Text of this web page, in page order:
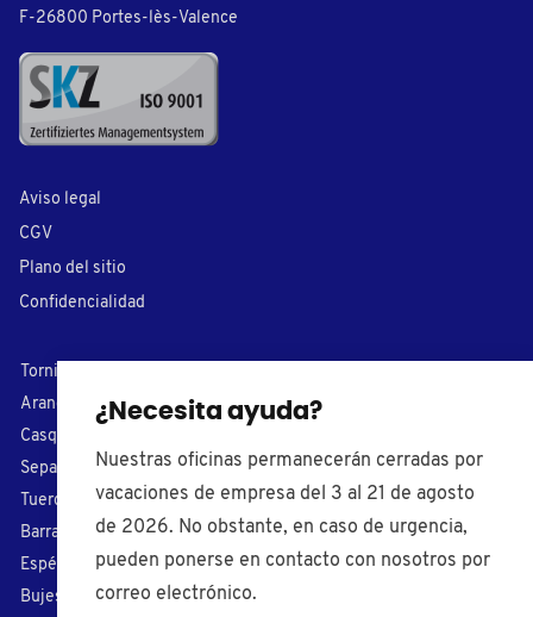
¿Necesita ayuda?
Nuestras oficinas permanecerán cerradas por
vacaciones de empresa del 3 al 21 de agosto
de 2026. No obstante, en caso de urgencia,
pueden ponerse en contacto con nosotros por
correo electrónico.
F-26800 Portes-lès-Valence
Aviso legal
CGV
Plano del sitio
Confidencialidad
Tornillos plásticos
Arandelas de nylon
Conteras
Casquillos
Separadores
Tapones plásticos
Tuercas plásticas
Cojinetes
Barras roscados
Pomos de apriete
Espérragos
Tiradores
Bujes aislantes
Patas regulables